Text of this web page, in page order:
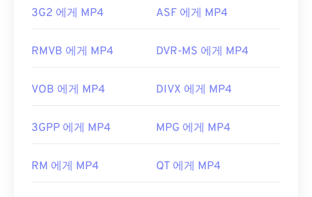
3G2 에게 MP4 ASF 에게 MP4
RMVB 에게 MP4 DVR-MS 에게 MP4
VOB 에게 MP4 DIVX 에게 MP4
3GPP 에게 MP4 MPG 에게 MP4
RM 에게 MP4 QT 에게 MP4